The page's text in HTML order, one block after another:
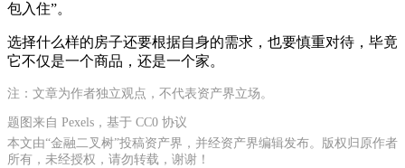
包入住”。
选择什么样的房子还要根据自身的需求，也要慎重对待，毕竟
它不仅是一个商品，还是一个家。
注：文章为作者独立观点，不代表资产界立场。
题图来自 Pexels，基于 CC0 协议
本文由“金融二叉树”投稿资产界，并经资产界编辑发布。版权归原作者
所有，未经授权，请勿转载，谢谢！